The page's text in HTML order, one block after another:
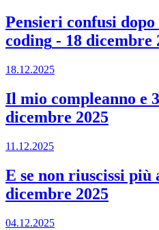
Pensieri confusi
coding - 18 dicembre
18.12.2025
Il mio compleanno e
dicembre 2025
11.12.2025
E se non riuscissi
dicembre 2025
04.12.2025